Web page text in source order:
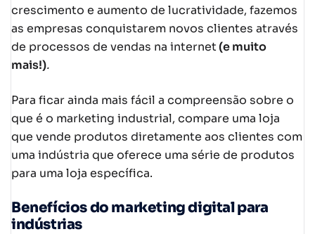
crescimento e aumento de lucratividade, fazemos
as empresas conquistarem novos clientes através
de processos de vendas na internet(e muito
mais!).
Para ficar ainda mais fácil a compreensão sobre o
que é o marketing industrial, compare uma loja
que vende produtos diretamente aos clientes com
uma indústria que oferece uma série de produtos
para uma loja específica.
Benefícios do marketing digital para
indústrias